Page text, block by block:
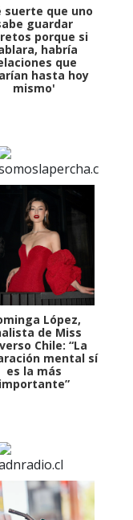
suerte que uno
guardar
porque si
habría
que
hasta hoy
mismo'
López,
de Miss
Chile: “La
mental sí
es la más
importante”